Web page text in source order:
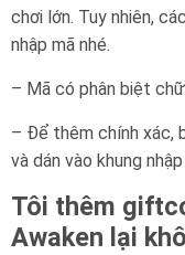
chơi lớn. Tuy nhiên,
nhập mã nhé.
– Mã có phân biệt
– Để thêm chính xác,
và dán vào khung
Tôi thêm
Awaken lại